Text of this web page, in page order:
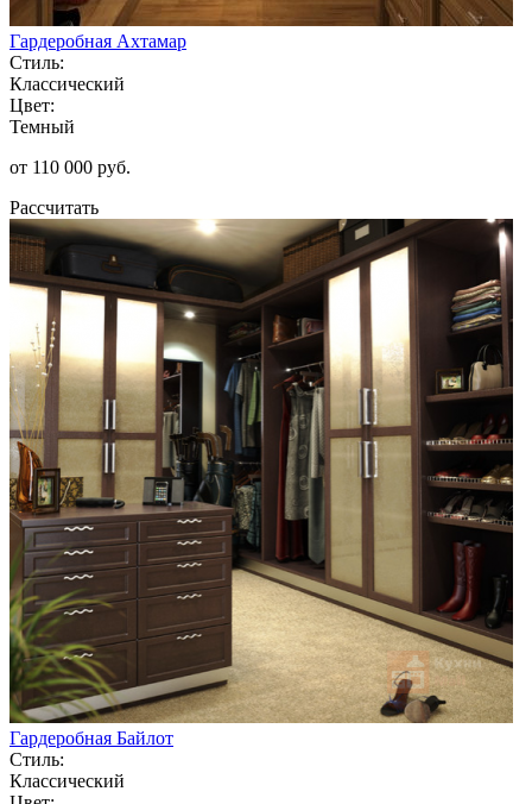
Гардеробная Ахтамар
Стиль:
Классический
Цвет:
Темный
от 110 000 руб.
Рассчитать
Гардеробная Байлот
Стиль:
Классический